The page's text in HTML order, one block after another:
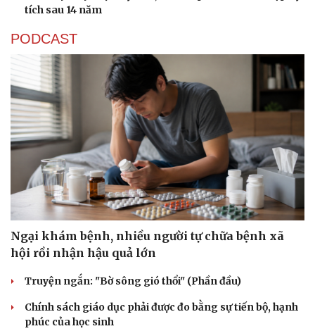
Cải chính
tích sau 14 năm
PODCAST
Ngại khám bệnh, nhiều người tự chữa bệnh xã
hội rồi nhận hậu quả lớn
Truyện ngắn: "Bờ sông gió thổi" (Phần đầu)
Chính sách giáo dục phải được đo bằng sự tiến bộ, hạnh
phúc của học sinh